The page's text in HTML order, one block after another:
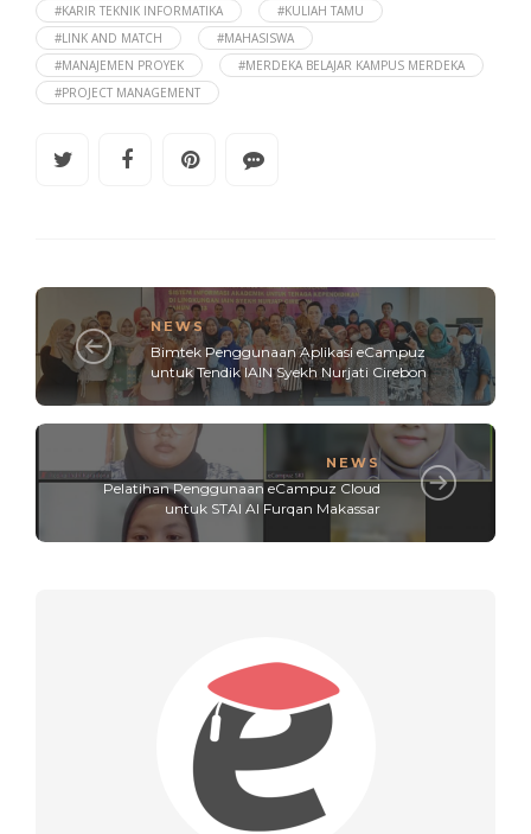
#KARIR TEKNIK INFORMATIKA
#KULIAH TAMU
#LINK AND MATCH
#MAHASISWA
#MANAJEMEN PROYEK
#MERDEKA BELAJAR KAMPUS MERDEKA
#PROJECT MANAGEMENT
NEWS
Bimtek Penggunaan Aplikasi eCampuz
untuk Tendik IAIN Syekh Nurjati Cirebon
NEWS
Pelatihan Penggunaan eCampuz Cloud
untuk STAI Al Furqan Makassar